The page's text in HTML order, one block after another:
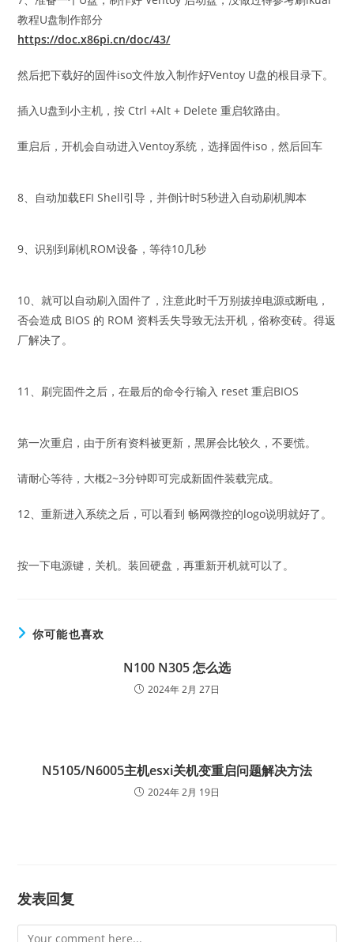
教程U盘制作部分
https://doc.x86pi.cn/doc/43/
然后把下载好的固件iso文件放入制作好Ventoy U盘的根目录下。
插入U盘到小主机，按 Ctrl +Alt + Delete 重启软路由。
重启后，开机会自动进入Ventoy系统，选择固件iso，然后回车
8、自动加载EFI Shell引导，并倒计时5秒进入自动刷机脚本
9、识别到刷机ROM设备，等待10几秒
10、就可以自动刷入固件了，注意此时千万别拔掉电源或断电，
否会造成 BIOS 的 ROM 资料丢失导致无法开机，俗称变砖。得返
厂解决了。
11、刷完固件之后，在最后的命令行输入 reset 重启BIOS
第一次重启，由于所有资料被更新，黑屏会比较久，不要慌。
请耐心等待，大概2~3分钟即可完成新固件装载完成。
12、重新进入系统之后，可以看到 畅网微控的logo说明就好了。
按一下电源键，关机。装回硬盘，再重新开机就可以了。
你可能也喜欢
N100 N305 怎么选
2024年 2月 27日
N5105/N6005主机esxi关机变重启问题解决方法
2024年 2月 19日
发表回复
Comment